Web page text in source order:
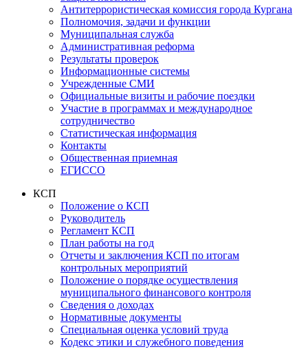
Антитеррористическая комиссия города Кургана
Полномочия, задачи и функции
Муниципальная служба
Административная реформа
Результаты проверок
Информационные системы
Учрежденные СМИ
Официальные визиты и рабочие поездки
Участие в программах и международное
сотрудничество
Статистическая информация
Контакты
Общественная приемная
ЕГИССО
КСП
Положение о КСП
Руководитель
Регламент КСП
План работы на год
Отчеты и заключения КСП по итогам
контрольных мероприятий
Положение о порядке осуществления
муниципального финансового контроля
Сведения о доходах
Нормативные документы
Специальная оценка условий труда
Кодекс этики и служебного поведения